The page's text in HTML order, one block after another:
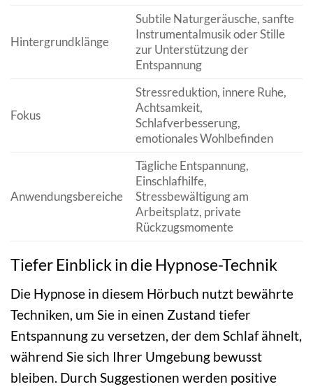
Hintergrundklänge
Subtile Naturgeräusche, sanfte
Instrumentalmusik oder Stille
zur Unterstützung der
Entspannung
Fokus
Stressreduktion, innere Ruhe,
Achtsamkeit,
Schlafverbesserung,
emotionales Wohlbefinden
Anwendungsbereiche
Tägliche Entspannung,
Einschlafhilfe,
Stressbewältigung am
Arbeitsplatz, private
Rückzugsmomente
Tiefer Einblick in die Hypnose-Technik
Die Hypnose in diesem Hörbuch nutzt bewährte
Techniken, um Sie in einen Zustand tiefer
Entspannung zu versetzen, der dem Schlaf ähnelt,
während Sie sich Ihrer Umgebung bewusst
bleiben. Durch Suggestionen werden positive